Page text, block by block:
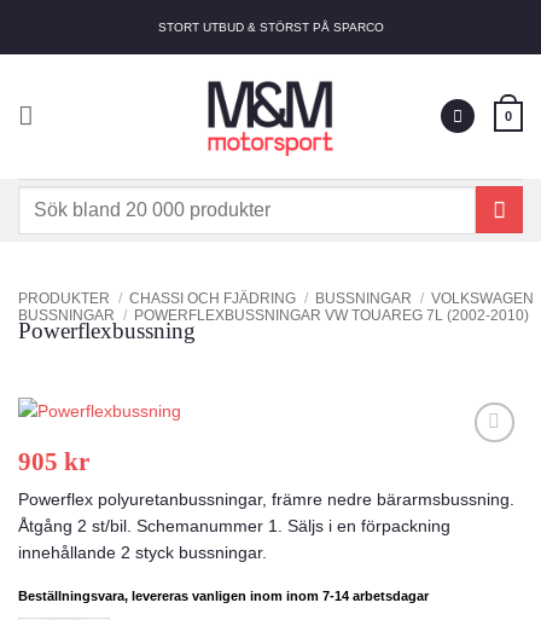
STORT UTBUD & STÖRST PÅ SPARCO
0
Sök
PRODUKTER / CHASSI OCH FJÄDRING / BUSSNINGAR / VOLKSWAGEN
BUSSNINGAR / POWERFLEXBUSSNINGAR VW TOUAREG 7L (2002-2010)
Powerflexbussning
905 kr
Powerflex polyuretanbussningar, främre nedre bärarmsbussning.
Åtgång 2 st/bil. Schemanummer 1. Säljs i en förpackning
innehållande 2 styck bussningar.
Beställningsvara, levereras vanligen inom inom 7-14 arbetsdagar